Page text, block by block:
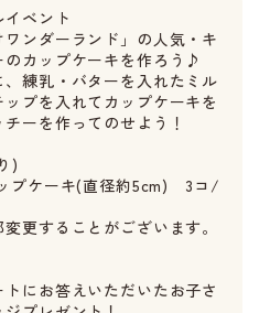
ベント
ンダーランド」の人気・キ
カップケーキを作ろう♪
練乳・バターを入れたミル
プを入れてカップケーキを
ーを作ってのせよう！
)
プケーキ(直径約5cm) 3コ/
更することがございます。
にお答えいただいたお子さ